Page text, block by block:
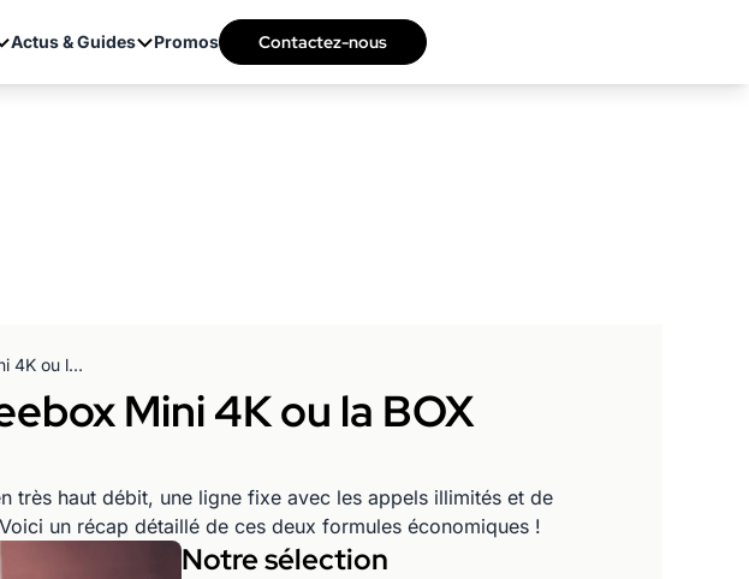
Actus & Guides Promos Contactez-nous
Internet THD à petit prix avec la Freebox Mini 4K ou la BOX Starter SFR : laquelle choisir ?
Mini 4K ou la BOX
très haut débit, une ligne fixe avec les appels illimités et de
un récap détaillé de ces deux formules économiques !
Notre sélection